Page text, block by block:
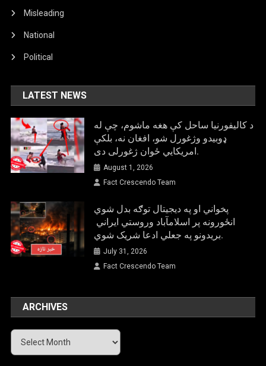
Misleading
National
Political
LATEST NEWS
د کالیفورنیا ساحل کې هغه ماشوم، چې له
ډوبیدو وژغورل شو، افغان نه، بلکې
امریکایي ځوان ژغورلی دی.
August 1, 2026
Fact Crescendo Team
پخواني او په دیجیتال توګه بدل شوي
انځورونه پر اسلامآباد وروستي ایراني
بريدونو په جعلي ادعا شریک شوي.
July 31, 2026
Fact Crescendo Team
ARCHIVES
Archives